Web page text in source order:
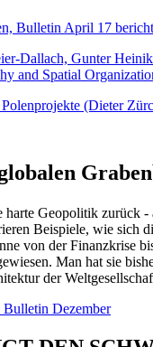
Bulletin April 17
Dallach, Gunter
and Spatial
(Dieter
harte Geopolitik zurück
Beispiele, wie sich
von der Finanzkrise
Man hat sie
der
Bulletin Dezember